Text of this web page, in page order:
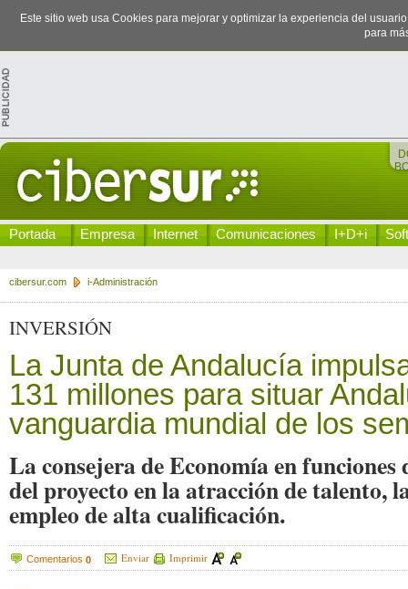
Este sitio web usa Cookies para mejorar y optimizar la experiencia del
para
Portada Empresa Internet Comunicaciones I+D+i
cibersur.com i-Administración
INVERSIÓN
La Junta de Andalucía
131 millones para situar
vanguardia mundial de los
La consejera de Economía en funciones
del proyecto en la atracción de talento,
empleo de alta cualificación.
Comentarios 0 Enviar Imprimir